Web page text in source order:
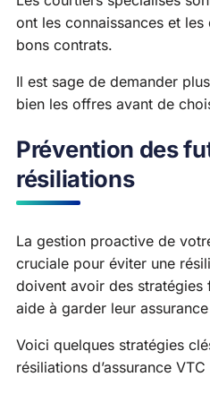
ont les connaissances et
bons contrats.
Il est sage de demander
bien les offres avant de
Prévention des
résiliations
La gestion proactive de
cruciale pour éviter une
doivent avoir des stratégies
aide à garder leur
Voici quelques stratégies
résiliations d’assurance VTC